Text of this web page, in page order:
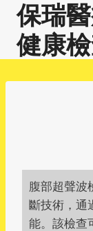
Skip
content
保瑞
健康
腹部超聲波
斷技術，通
能。該檢查